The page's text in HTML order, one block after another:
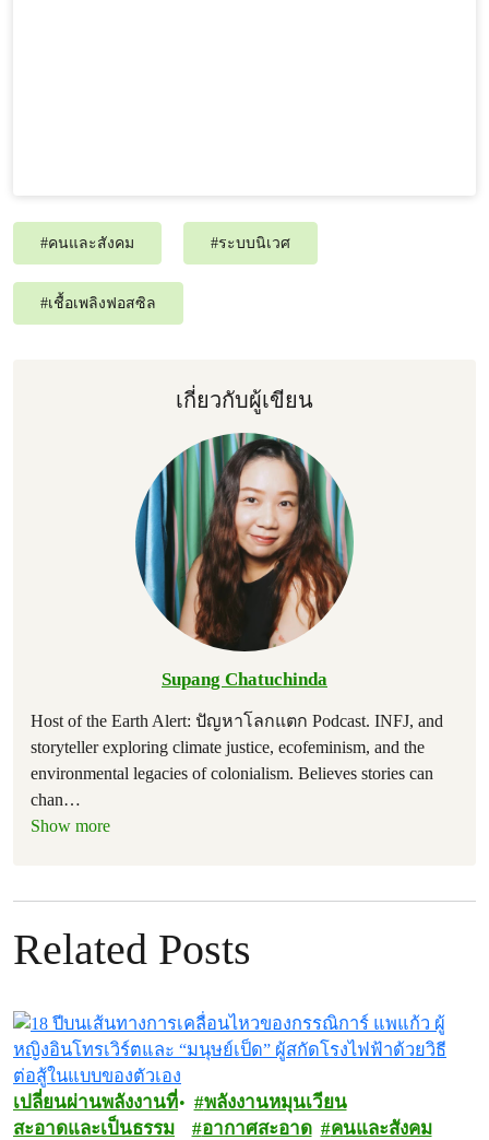
#คนและสังคม #ระบบนิเวศ
#เชื้อเพลิงฟอสซิล
เกี่ยวกับผู้เขียน
Supang Chatuchinda
Host of the Earth Alert: ปัญหาโลกแตก Podcast. INFJ, and
storyteller exploring climate justice, ecofeminism, and the
environmental legacies of colonialism. Believes stories can
chan…
Show more
Related Posts
เปลี่ยนผ่านพลังงานที่
สะอาดและเป็นธรรม
พลังงานหมุนเวียน
อากาศสะอาด
คนและสังคม